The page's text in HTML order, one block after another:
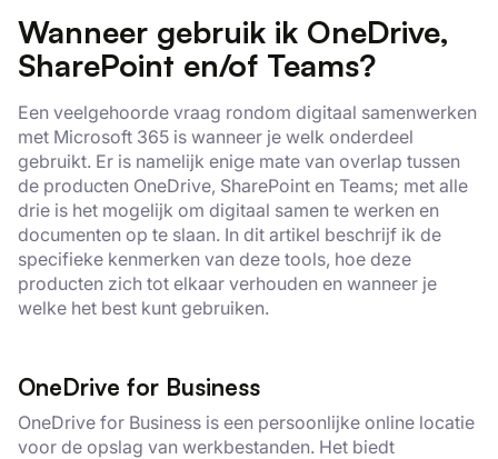
Wanneer gebruik ik OneDrive,
SharePoint en/of Teams?
Een veelgehoorde vraag rondom digitaal samenwerken
met Microsoft 365 is wanneer je welk onderdeel
gebruikt. Er is namelijk enige mate van overlap tussen
de producten OneDrive, SharePoint en Teams; met alle
drie is het mogelijk om digitaal samen te werken en
documenten op te slaan. In dit artikel beschrijf ik de
specifieke kenmerken van deze tools, hoe deze
producten zich tot elkaar verhouden en wanneer je
welke het best kunt gebruiken.
OneDrive for Business
OneDrive for Business is een persoonlijke online locatie
voor de opslag van werkbestanden. Het biedt